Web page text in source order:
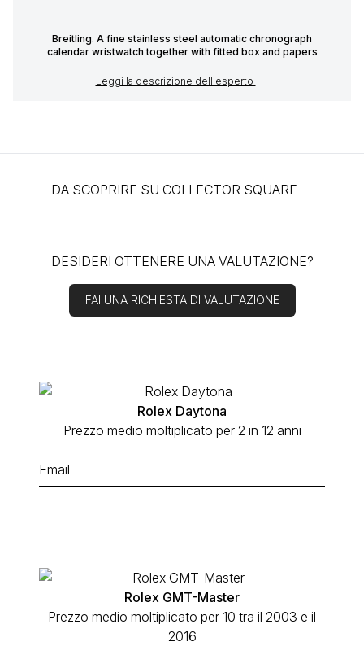
Breitling. A fine stainless steel automatic chronograph
calendar wristwatch together with fitted box and papers
Leggi la descrizione dell'esperto
DA SCOPRIRE SU COLLECTOR SQUARE
DESIDERI OTTENERE UNA VALUTAZIONE?
FAI UNA RICHIESTA DI VALUTAZIONE
Rolex Daytona
Prezzo medio moltiplicato per 2 in 12 anni
Rolex GMT-Master
Prezzo medio moltiplicato per 10 tra il 2003 e il
2016